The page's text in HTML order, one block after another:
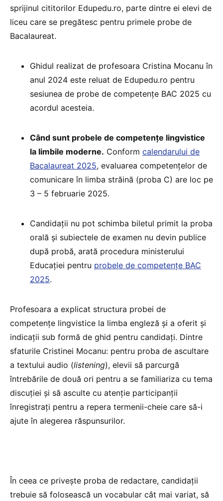
sprijinul cititorilor Edupedu.ro, parte dintre ei elevi de
liceu care se pregătesc pentru primele probe de
Bacalaureat.
Ghidul realizat de profesoara Cristina Mocanu în
anul 2024 este reluat de Edupedu.ro pentru
sesiunea de probe de competențe BAC 2025 cu
acordul acesteia.
Când sunt probele de competențe lingvistice
la limbile moderne. Conform calendarului de
Bacalaureat 2025, evaluarea competențelor de
comunicare în limba străină (proba C) are loc pe
3 – 5 februarie 2025.
Candidații nu pot schimba biletul primit la proba
orală și subiectele de examen nu devin publice
după probă, arată procedura ministerului
Educației pentru probele de competențe BAC
2025.
Profesoara a explicat structura probei de
competențe lingvistice la limba engleză și a oferit și
indicații sub formă de ghid pentru candidați. Dintre
sfaturile Cristinei Mocanu: pentru proba de ascultare
a textului audio (listening), elevii să parcurgă
întrebările de două ori pentru a se familiariza cu tema
discuției și să asculte cu atenție participanții
înregistrați pentru a repera termenii-cheie care să-i
ajute în alegerea răspunsurilor.
În ceea ce privește proba de redactare, candidații
trebuie să folosească un vocabular cât mai variat, să